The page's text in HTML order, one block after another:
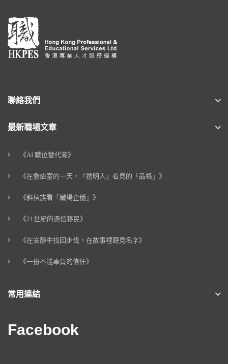
聯絡我們
最新職場文章
《AI 職位替代潮》
《在急症室的一天，「透明人」看見的「品格」》
《斜槓族看『職場企穩』》
《21世紀的憑信移民》
《在安靜中找回步伐，在故事裡聽見名字》
《一份不能辜負的信任》
常用連結
Facebook